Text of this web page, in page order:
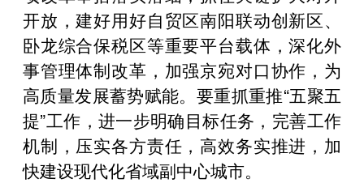
开放，建好用好自贸区南阳联动创新区、
卧龙综合保税区等重要平台载体，深化外
事管理体制改革，加强京宛对口协作，为
高质量发展蓄势赋能。要重抓重推“五聚五
提”工作，进一步明确目标任务，完善工作
机制，压实各方责任，高效务实推进，加
快建设现代化省域副中心城市。